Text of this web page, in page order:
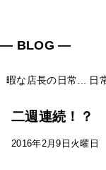
― BLOG ―
暇な店長の日常... 日
二週連続！？
2016年2月9日火曜日